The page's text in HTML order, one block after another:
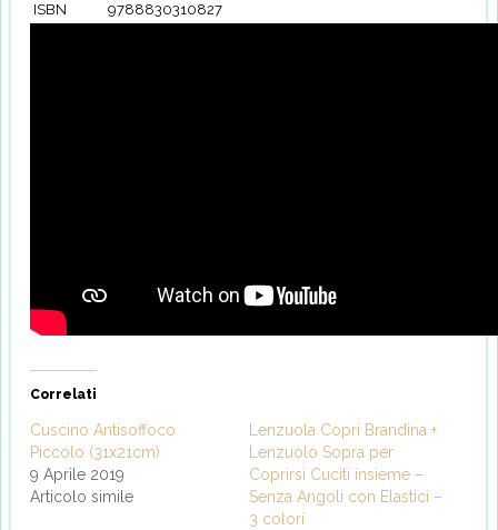
ISBN
9788830310827
Correlati
Cuscino Antisoffoco
Piccolo (31x21cm)
9 Aprile 2019
Articolo simile
Lenzuola Copri Brandina +
Lenzuolo Sopra per
Coprirsi Cuciti insieme –
Senza Angoli con Elastici –
3 colori